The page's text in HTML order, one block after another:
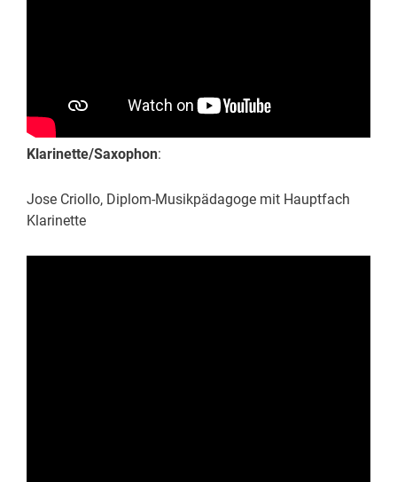
Klarinette/Saxophon:
Jose Criollo, Diplom-Musikpädagoge mit Hauptfach
Klarinette